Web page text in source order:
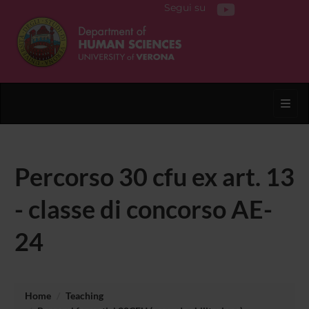
Segui su
Percorso 30 cfu ex art. 13
- classe di concorso AE-
24
Home
Teaching